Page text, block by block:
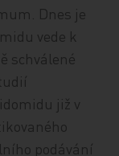
Dnes je
vede k
schválené
již v
podávání